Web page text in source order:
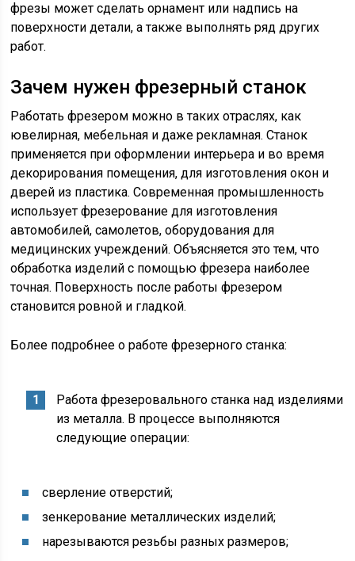
фрезы может сделать орнамент или надпись на
поверхности детали, а также выполнять ряд других
работ.
Зачем нужен фрезерный станок
Работать фрезером можно в таких отраслях, как
ювелирная, мебельная и даже рекламная. Станок
применяется при оформлении интерьера и во время
декорирования помещения, для изготовления окон и
дверей из пластика. Современная промышленность
использует фрезерование для изготовления
автомобилей, самолетов, оборудования для
медицинских учреждений. Объясняется это тем, что
обработка изделий с помощью фрезера наиболее
точная. Поверхность после работы фрезером
становится ровной и гладкой.
Более подробнее о работе фрезерного станка:
Работа фрезеровального станка над изделиями
из металла. В процессе выполняются
следующие операции:
сверление отверстий;
зенкерование металлических изделий;
нарезываются резьбы разных размеров;